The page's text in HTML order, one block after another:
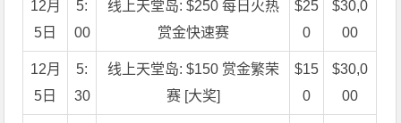
12月
5日
5:
00
线上天堂岛: $250 每日火热
赏金快速赛
$25
0
$30,0
00
12月
5日
5:
30
线上天堂岛: $150 赏金繁荣
赛 [大奖]
$15
0
$30,0
00